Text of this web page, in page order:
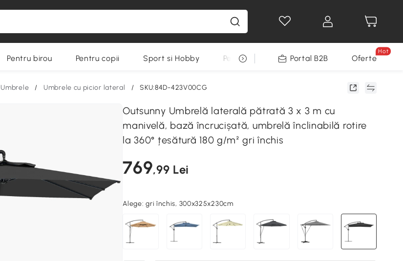
Pentru birou Pentru copii Sport si Hobby Pentru animale Decoratiuni Sarbatori
Portal B2B Oferte
Hot
Umbrele / Umbrele cu picior lateral / SKU:84D-423V00CG
Outsunny Umbrelă laterală pătrată 3 x 3 m cu
manivelă, bază încrucișată, umbrelă înclinabilă rotire
la 360° țesătură 180 g/m² gri închis
769,99 Lei
Alege:gri închis, 300x325x230cm